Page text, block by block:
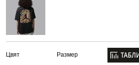
Цвят Размер